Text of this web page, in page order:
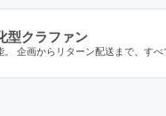
型クラファン
企画からリターン配送まで、すべ